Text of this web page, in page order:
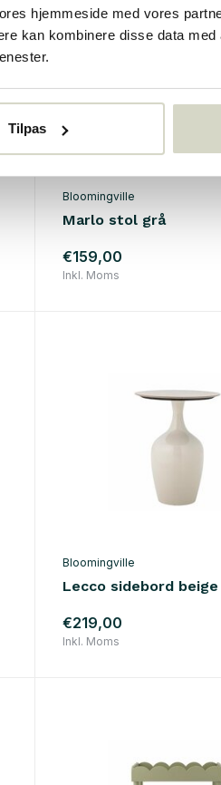
hjemmeside med vores
kan kombinere disse data
Tilpas
Bloomingville
Marlo stol grå
€159,00
Inkl. Moms
Bloomingville
Lecco sidebord beige
€219,00
Inkl. Moms